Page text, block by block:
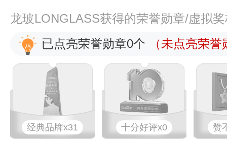
龙玻LONGLASS获得的荣誉勋章/虚拟
已点亮荣誉勋章0个
（未点亮荣
经典品牌x31 十分好评x0 赞